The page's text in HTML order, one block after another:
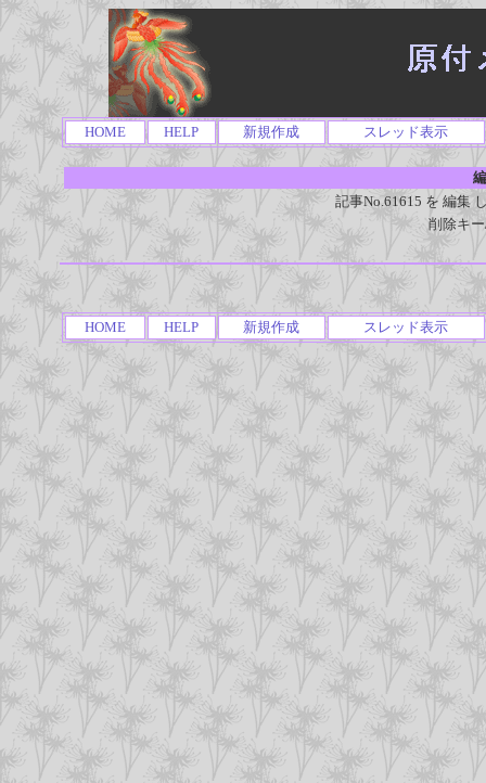
HOME HELP 新規作成 スレッド表示
記事No.61615 を 編集
削除キ
HOME HELP 新規作成 スレッド表示